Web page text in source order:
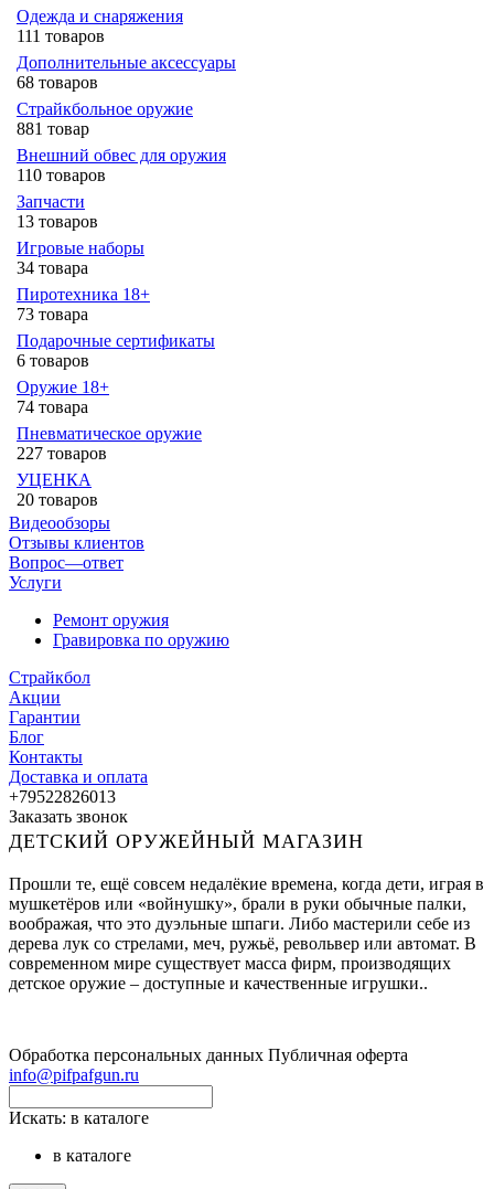
Одежда и снаряжения
111 товаров
Дополнительные аксессуары
68 товаров
Страйкбольное оружие
881 товар
Внешний обвес для оружия
110 товаров
Запчасти
13 товаров
Игровые наборы
34 товара
Пиротехника 18+
73 товара
Подарочные сертификаты
6 товаров
Оружие 18+
74 товара
Пневматическое оружие
227 товаров
УЦЕНКА
20 товаров
Видеообзоры
Отзывы клиентов
Вопрос—ответ
Услуги
Ремонт оружия
Гравировка по оружию
Страйкбол
Акции
Гарантии
Блог
Контакты
Доставка и оплата
+79522826013
Заказать звонок
ДЕТСКИЙ ОРУЖЕЙНЫЙ МАГАЗИН
Прошли те, ещё совсем недалёкие времена, когда дети, играя в
мушкетёров или «войнушку», брали в руки обычные палки,
воображая, что это дуэльные шпаги. Либо мастерили себе из
дерева лук со стрелами, меч, ружьё, револьвер или автомат. В
современном мире существует масса фирм, производящих
детское оружие – доступные и качественные игрушки..
Обработка персональных данных Публичная оферта
info@pifpafgun.ru
Искать: в каталоге
в каталоге